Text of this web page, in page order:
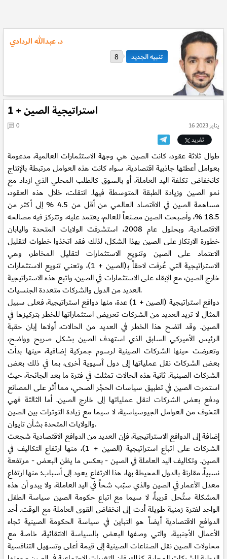
د. عبدالله الردادي
8
استراتيجية الصين + 1
16 يناير 2023
0
تغريد
طوال ثلاثة عقود، كانت الصين هي وجهة الاستثمارات العالمية، مدعومة
بعوامل أعطتها جاذبية اقتصادية، سواء كانت هذه العوامل مرتبطة بالإنتاج
كانخفاض تكلفة اليد العاملة، أو بالسوق كالطلب المحلي الذي ازداد مع
نمو الصين وزيادة الطبقة المتوسطة فيها. انتقلت، خلال هذه العقود،
مساهمة الصين في الاقتصاد العالمي من أقل من 4.5 % إلى أكثر من
18.5 %، وأصبحت الصين مصنعاً للعالم، يعتمد عليه، وتتركز فيه مصالحه
الاقتصادية. وبحلول عام 2008، استشرفت الولايات المتحدة واليابان
خطورة الارتكاز على الصين بهذا الشكل، لذلك فقد اتخذوا خطوات لتقليل
الاعتماد على الصين وتنويع الاستثمارات لتقليل المخاطر، وهي
الاستراتيجية التي عُرفت لاحقاً بـ(الصين + 1)، وتعني تنويع الاستثمارات
خارج الصين، مع الإبقاء على الاستثمارات في الصين، واتبع هذه الاستراتيجية
العديد من الدول والشركات متعددة الجنسيات.
دوافع استراتيجية (الصين + 1) عدة، منها دوافع استراتيجية، فعلى سبيل
المثال لا تريد العديد من الشركات تعريض استثماراتها للخطر بتركيزها في
الصين. وقد اتضح هذا الخطر في العديد من الحالات، أولاها إبان حقبة
الرئيس الأميركي السابق الذي استهدف الصين بشكل صريح وواضح،
وتعرضت حينها الشركات الصينية لرسوم جمركية إضافية، حينها بدأت
بعض الشركات نقل عملياتها إلى دول آسيوية أخرى، بما في ذلك بعض
الشركات الصينية. ثانية هذه الحالات تمثلت في فترة ما بعد الجائحة، حيث
استمرت الصين في تطبيق سياسات الحجْر الصحي، مما أثر على المصانع
ودفع بعض الشركات لنقل عملياتها إلى خارج الصين. أما الثالثة فهي
التخوف من العوامل الجيوسياسية، لا سيما مع زيادة التوترات بين الصين
والولايات المتحدة بشأن تايوان.
إضافة إلى الدوافع الاستراتيجية، فإن العديد من الدوافع الاقتصادية شجعت
الشركات على اتباع استراتيجية (الصين + 1)، منها ارتفاع التكاليف في
الصين. وتكاليف اليد العاملة في الصين - بعكس ما يظن البعض - مرتفعة
نسبياً، مقارنة بالدول المحيطة بها، هذا الارتفاع يعود إلى أسباب؛ منها ارتفاع
معدل الأعمار في الصين والذي سبّب شحاً في اليد العاملة، ولا يبدو أن هذه
المشكلة ستُحل قريباً، لا سيما مع اتباع حكومة الصين سياسة الطفل
الواحد لفترة زمنية طويلة أدت إلى انخفاض القوى العاملة مع الوقت. أحد
الدوافع الاقتصادية أيضاً هو التباين في سياسة الحكومة الصينية تجاه
الأعمال الأجنبية، والتي وصفها البعض بالسياسة الانتقائية، خاصة مع
محاولات الصين نقل الصناعات الصينية إلى قيمة أعلى وتسهيل التنافسية